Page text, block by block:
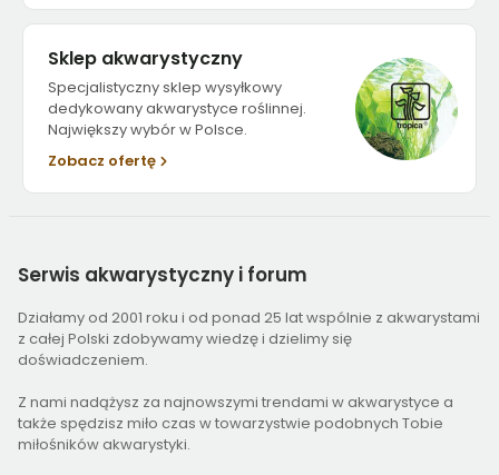
Sklep akwarystyczny
Specjalistyczny sklep wysyłkowy
dedykowany akwarystyce roślinnej.
Największy wybór w Polsce.
Zobacz ofertę
Serwis akwarystyczny i forum
Działamy od 2001 roku i od ponad 25 lat wspólnie z akwarystami
z całej Polski zdobywamy wiedzę i dzielimy się
doświadczeniem.
Z nami nadążysz za najnowszymi trendami w akwarystyce a
także spędzisz miło czas w towarzystwie podobnych Tobie
miłośników akwarystyki.